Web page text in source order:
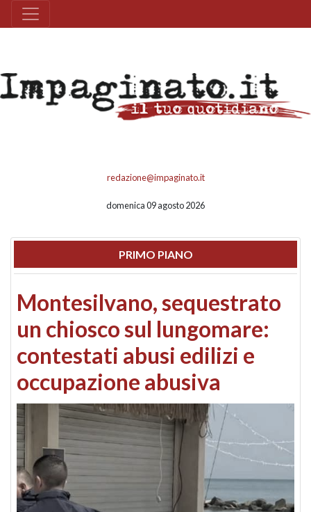
redazione@impaginato.it
domenica 09 agosto 2026
PRIMO PIANO
Montesilvano, sequestrato
un chiosco sul lungomare:
contestati abusi edilizi e
occupazione abusiva